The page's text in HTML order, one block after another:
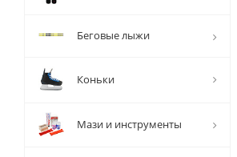
Беговые лыжи
Коньки
Мази и инструменты